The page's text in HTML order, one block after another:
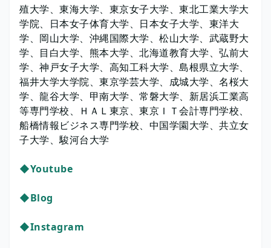
殖大学、東海大学、東京女子大学、東北工業大学大
学院、日本女子体育大学、日本女子大学、東洋大
学、岡山大学、沖縄国際大学、松山大学、武蔵野大
学、目白大学、熊本大学、北海道教育大学、弘前大
学、神戸女子大学、高知工科大学、島根県立大学、
福井大学大学院、東京学芸大学、成城大学、名桜大
学、龍谷大学、甲南大学、常磐大学、新居浜工業高
等専門学校、ＨＡＬ東京、東京ＩＴ会計専門学校、
船橋情報ビジネス専門学校、中国学園大学、共立女
子大学、駿河台大学
◆Youtube
◆Blog
◆Instagram